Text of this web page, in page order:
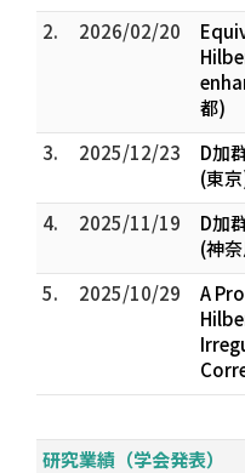
2.
2026/02/20
都)
3.
2025/12/23
D加
(東
4.
2025/11/19
D加
(神
5.
2025/10/29
A
研究業績（学会発表）